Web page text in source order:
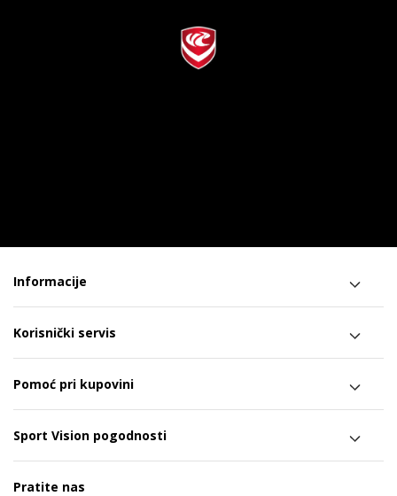
Informacije
Korisnički servis
Pomoć pri kupovini
Sport Vision pogodnosti
Pratite nas